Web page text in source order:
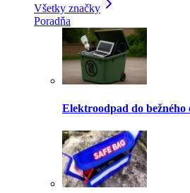
Všetky značky
Poradňa
Elektroodpad do